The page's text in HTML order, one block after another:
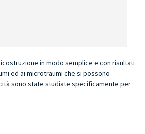
in modo semplice e con risultati
ed ai microtraumi che si possono
sono state studiate specificamente per